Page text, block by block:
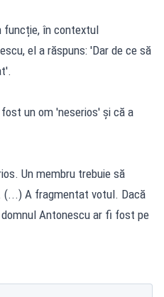
funcție, în contextul
el a răspuns: 'Dar de ce să
un om 'neserios' și că a
Un membru trebuie să
(...) A fragmentat votul. Dacă
Antonescu ar fi fost pe